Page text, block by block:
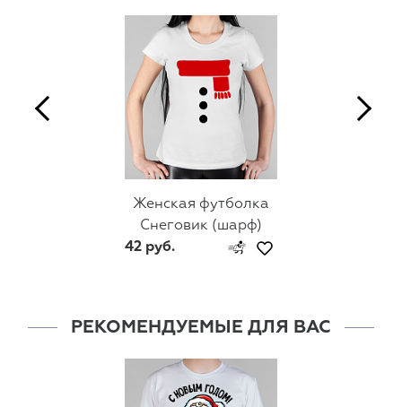
Женская футболка
Снеговик (шарф)
42 руб.
РЕКОМЕНДУЕМЫЕ ДЛЯ ВАС